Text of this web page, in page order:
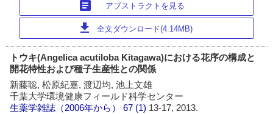
article アブストラクトを見る
download 全文ダウンロード(4.14MB)
トウキ(Angelica acutiloba Kitagawa)における花序の構成と
開花特性および種子生産性との関係
新藤聡, 松原紀嘉, 渡辺均, 池上文雄
千葉大学環境健康フィールド科学センター
生薬学雑誌（2006年から）
67 (1) 13-17, 2013.